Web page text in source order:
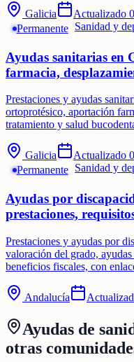
Galicia Actualizado
Permanente
Sanidad y
Ayudas sanitarias en
farmacia,
Prestaciones y ayudas
ortoprotésico, aportación
tratamiento y salud
Galicia Actualizado
Permanente
Sanidad y
Ayudas por
prestaciones,
Prestaciones y ayudas por
valoración del grado,
beneficios fiscales, con
Andalucía
Ayudas de
otras